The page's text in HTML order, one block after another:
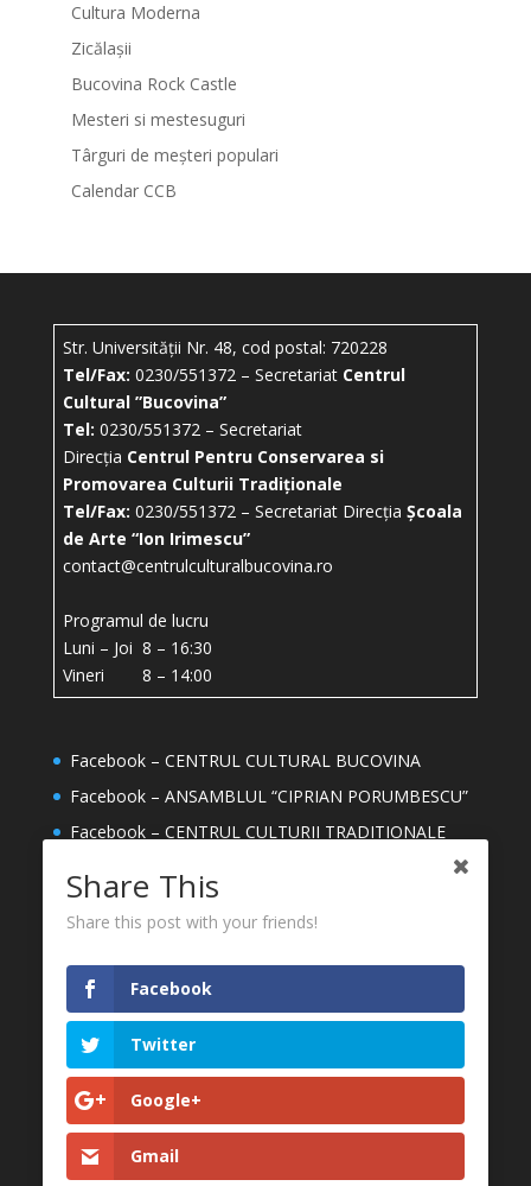
Cultura Moderna
Zicălașii
Bucovina Rock Castle
Mesteri si mestesuguri
Târguri de meșteri populari
Calendar CCB
Str. Universității Nr. 48, cod postal: 720228
Tel/Fax: 0230/551372 – Secretariat Centrul
Cultural ”Bucovina”
Tel: 0230/551372 – Secretariat
Direcția Centrul Pentru Conservarea si
Promovarea Culturii Tradiționale
Tel/Fax: 0230/551372 – Secretariat Direcția Școala
de Arte “Ion Irimescu”
contact@centrulculturalbucovina.ro
Programul de lucru
Luni – Joi 8 – 16:30
Vineri 8 – 14:00
Facebook – CENTRUL CULTURAL BUCOVINA
Facebook – ANSAMBLUL “CIPRIAN PORUMBESCU”
Facebook – CENTRUL CULTURII TRADITIONALE
SUCEAVA
Facebook – MEȘTERI DIN JUDETUL SUCEAVA
YouTube – CENTRUL CULTURAL BUCOVINA
CONSILIUL JUDEȚEAN SUCEAVA
MUZEUL NAȚIONAL AL BUCOVINEI
FESTIVALUL INTERNAȚIONAL CIPRIAN
PORUMBESCU
Share This
Share this post with your friends!
Facebook
Twitter
Google+
Gmail